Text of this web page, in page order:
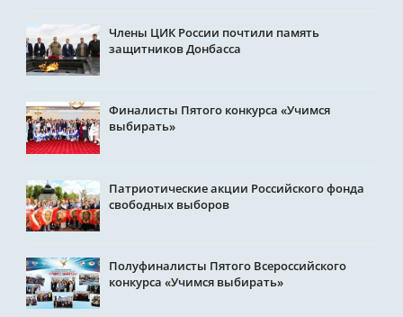
Члены ЦИК России почтили память
защитников Донбасса
Финалисты Пятого конкурса «Учимся
выбирать»
Патриотические акции Российского фонда
свободных выборов
Полуфиналисты Пятого Всероссийского
конкурса «Учимся выбирать»